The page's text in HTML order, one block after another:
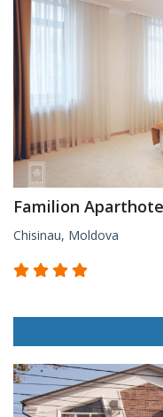
Familion
Chisinau, Moldova